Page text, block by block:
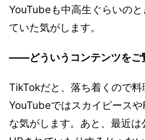
YouTubeも中高生ぐらいの
ていた気がします。
――どういうコンテンツをご
TikTokだと、落ち着くので料
YouTubeではスカイピース
な気がします。あと、最近